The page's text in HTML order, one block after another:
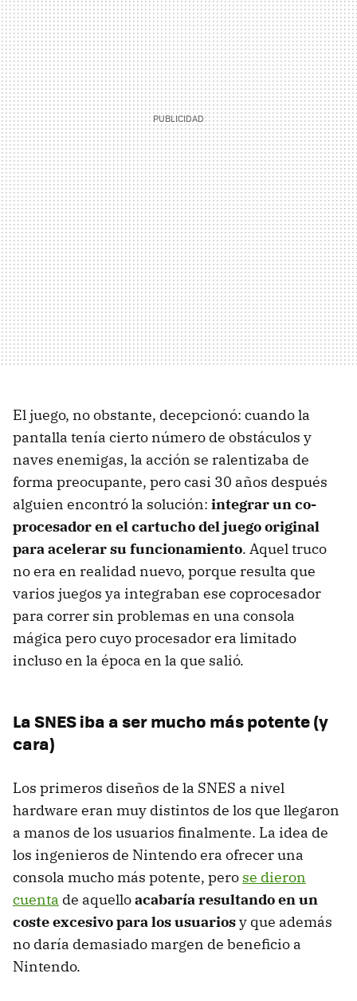
El juego, no obstante, decepcionó: cuando la
pantalla tenía cierto número de obstáculos y
naves enemigas, la acción se ralentizaba de
forma preocupante, pero casi 30 años después
alguien encontró la solución: integrar un co-
procesador en el cartucho del juego original
para acelerar su funcionamiento. Aquel truco
no era en realidad nuevo, porque resulta que
varios juegos ya integraban ese coprocesador
para correr sin problemas en una consola
mágica pero cuyo procesador era limitado
incluso en la época en la que salió.
La SNES iba a ser mucho más potente (y
cara)
Los primeros diseños de la SNES a nivel
hardware eran muy distintos de los que llegaron
a manos de los usuarios finalmente. La idea de
los ingenieros de Nintendo era ofrecer una
consola mucho más potente, pero se dieron
cuenta de aquelloacabaría resultando en un
coste excesivo para los usuariosy que además
no daría demasiado margen de beneficio a
Nintendo.